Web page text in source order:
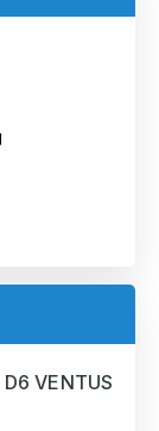
VENTUS